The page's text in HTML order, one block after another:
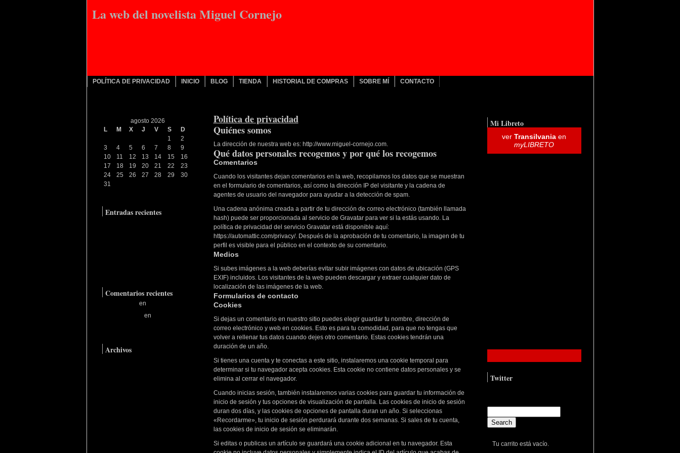
La web del novelista Miguel Cornejo
POLÍTICA DE PRIVACIDAD INICIO BLOG TIENDA HISTORIAL DE COMPRAS SOBRE MÍ CONTACTO
agosto 2026
L
M X J V S
D
1
2
3
4 5 6 7 8
9
10
11 12 13 14 15
16
17
18 19 20 21 22
23
24
25 26 27 28 29
30
31
Entradas recientes
Comentarios recientes
en
en
Archivos
Política de privacidad
Quiénes somos
La dirección de nuestra web es: http://www.miguel-cornejo.com.
Qué datos personales recogemos y por qué los recogemos
Comentarios
Cuando los visitantes dejan comentarios en la web, recopilamos los datos que se muestran
en el formulario de comentarios, así como la dirección IP del visitante y la cadena de
agentes de usuario del navegador para ayudar a la detección de spam.
Una cadena anónima creada a partir de tu dirección de correo electrónico (también llamada
hash) puede ser proporcionada al servicio de Gravatar para ver si la estás usando. La
política de privacidad del servicio Gravatar está disponible aquí:
https://automattic.com/privacy/. Después de la aprobación de tu comentario, la imagen de tu
perfil es visible para el público en el contexto de su comentario.
Medios
Si subes imágenes a la web deberías evitar subir imágenes con datos de ubicación (GPS
EXIF) incluidos. Los visitantes de la web pueden descargar y extraer cualquier dato de
localización de las imágenes de la web.
Formularios de contacto
Cookies
Si dejas un comentario en nuestro sitio puedes elegir guardar tu nombre, dirección de
correo electrónico y web en cookies. Esto es para tu comodidad, para que no tengas que
volver a rellenar tus datos cuando dejes otro comentario. Estas cookies tendrán una
duración de un año.
Si tienes una cuenta y te conectas a este sitio, instalaremos una cookie temporal para
determinar si tu navegador acepta cookies. Esta cookie no contiene datos personales y se
elimina al cerrar el navegador.
Cuando inicias sesión, también instalaremos varias cookies para guardar tu información de
inicio de sesión y tus opciones de visualización de pantalla. Las cookies de inicio de sesión
duran dos días, y las cookies de opciones de pantalla duran un año. Si seleccionas
«Recordarme», tu inicio de sesión perdurará durante dos semanas. Si sales de tu cuenta,
las cookies de inicio de sesión se eliminarán.
Si editas o publicas un artículo se guardará una cookie adicional en tu navegador. Esta
Mi Libreto
ver Transilvania en
myLIBRETO
Twitter
Tu carrito está vacío.